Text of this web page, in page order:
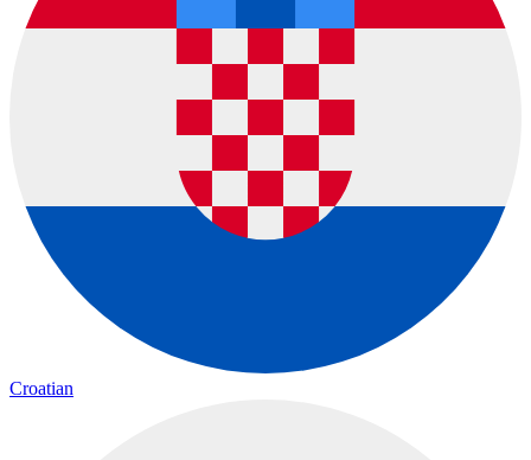
Croatian